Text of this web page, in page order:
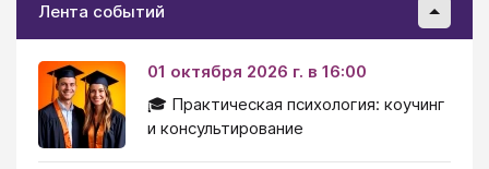
Лента событий
01 октября 2026 г. в 16:00
🎓 Практическая психология: коучинг
и консультирование